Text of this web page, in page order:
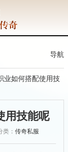
导航
业如何搭配使用技
用技能呢
类： 传奇私服